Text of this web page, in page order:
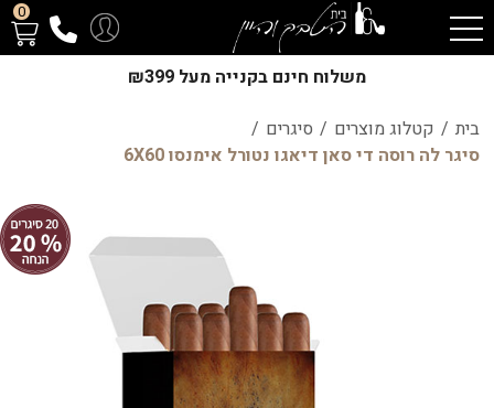
0
משלוח חינם בקנייה מעל ₪399
בית / קטלוג מוצרים / סיגרים /
סיגר לה רוסה די סאן דיאגו נטורל אימנסו 6X60